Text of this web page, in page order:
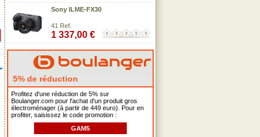
Sony ILME-FX30
41 Ref.
1 337,00 €
5% de réduction
Profitez d'une réduction de 5% sur
Boulanger.com pour l'achat d'un produit gros
électroménager (à partir de 449 euro). Pour en
profiter, saisissez le code promotion :
GAM5